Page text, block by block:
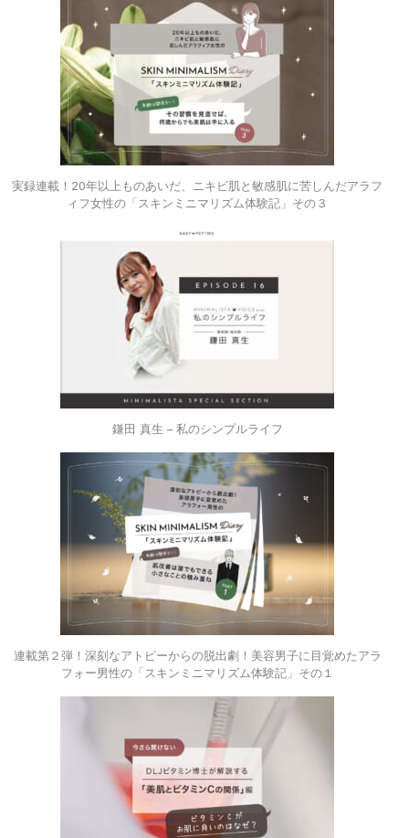
実録連載！20年以上ものあいだ、ニキビ肌と敏感肌に苦しんだアラフ
ィフ女性の「スキンミニマリズム体験記」その３
鎌田 真生 – 私のシンプルライフ
連載第２弾！深刻なアトピーからの脱出劇！美容男子に目覚めたアラ
フォー男性の「スキンミニマリズム体験記」その１